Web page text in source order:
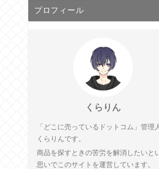
プロフィール
くらりん
「どこに売っているドットコム」管理
くらりんです。
商品を探すときの苦労を解消したいと
思いでこのサイトを運営しています。